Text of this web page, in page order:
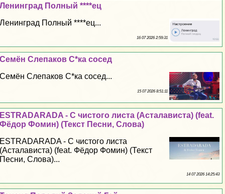
Ленинград Полный ****ец
Ленинград Полный ****ец...
16 07 2026 2:59:31
Семён Слепаков С*ка сосед
Семён Слепаков С*ка сосед...
15 07 2026 8:51:11
ESTRADARADA - С чистого листа (Асталависта) (feat.
Фёдор Фомин) (Текст Песни, Слова)
ESTRADARADA - С чистого листа
(Асталависта) (feat. Фёдор Фомин) (Текст
Песни, Слова)...
14 07 2026 14:25:43